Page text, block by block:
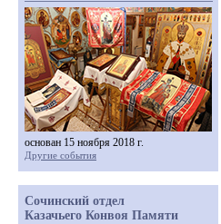
основан 15 ноября 2018 г.
Другие события
Сочинский отдел
Казачьего Конвоя Памяти